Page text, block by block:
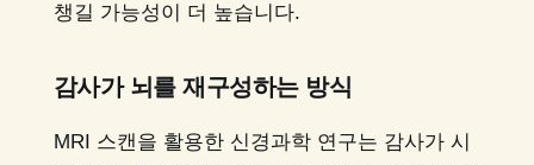
챙길 가능성이 더 높습니다.
감사가 뇌를 재구성하는 방식
MRI 스캔을 활용한 신경과학 연구는 감사가 시